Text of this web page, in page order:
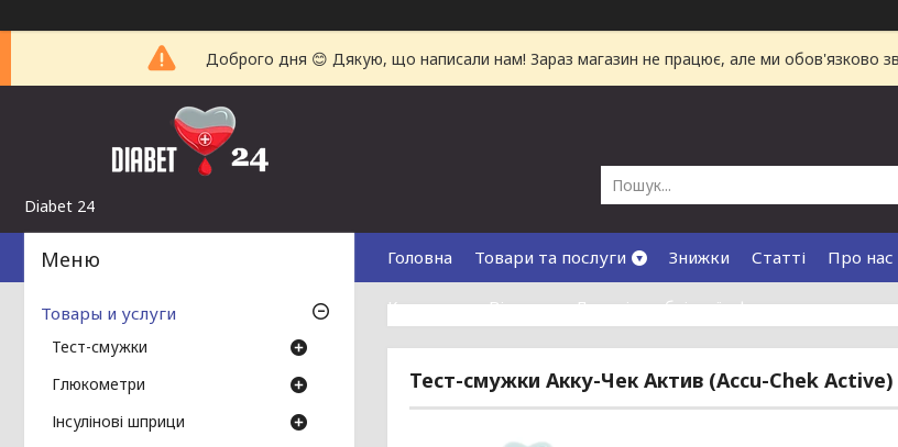
Доброго дня 😊 Дякую, що написали нам! Зараз магазин не працює, але ми обов'язково
Diabet 24
Головна Товари та послуги Знижки Статті Про нас
Контакти Відгуки Договір публічної оферти
Тест-смужки Акку-Чек Актив (Accu-Chek
Товары и услуги
Тест-смужки
Глюкометри
Інсулінові шприци